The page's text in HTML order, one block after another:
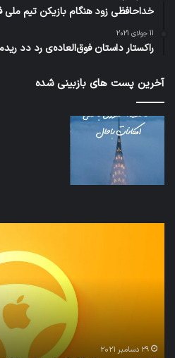
خداحافظی زود هنگام بازیکن تیم ملی
11 جولای 2021
راکستار داستان فوق‌العاده‌ی رد دد
آخرین پست های بازبینی شده
29 دسامبر 2021